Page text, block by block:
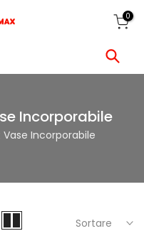
0
Incorporabile
Incorporabile
Sortare